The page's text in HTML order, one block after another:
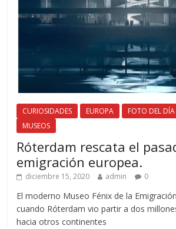
CURIOSIDADES EUROPA FOTO DEL DÍA
MUSEOS
Róterdam rescata el
emigración europea.
diciembre 15, 2020 admin 0
El moderno Museo Fénix de la
cuando Róterdam vio partir a dos
hacia otros continentes